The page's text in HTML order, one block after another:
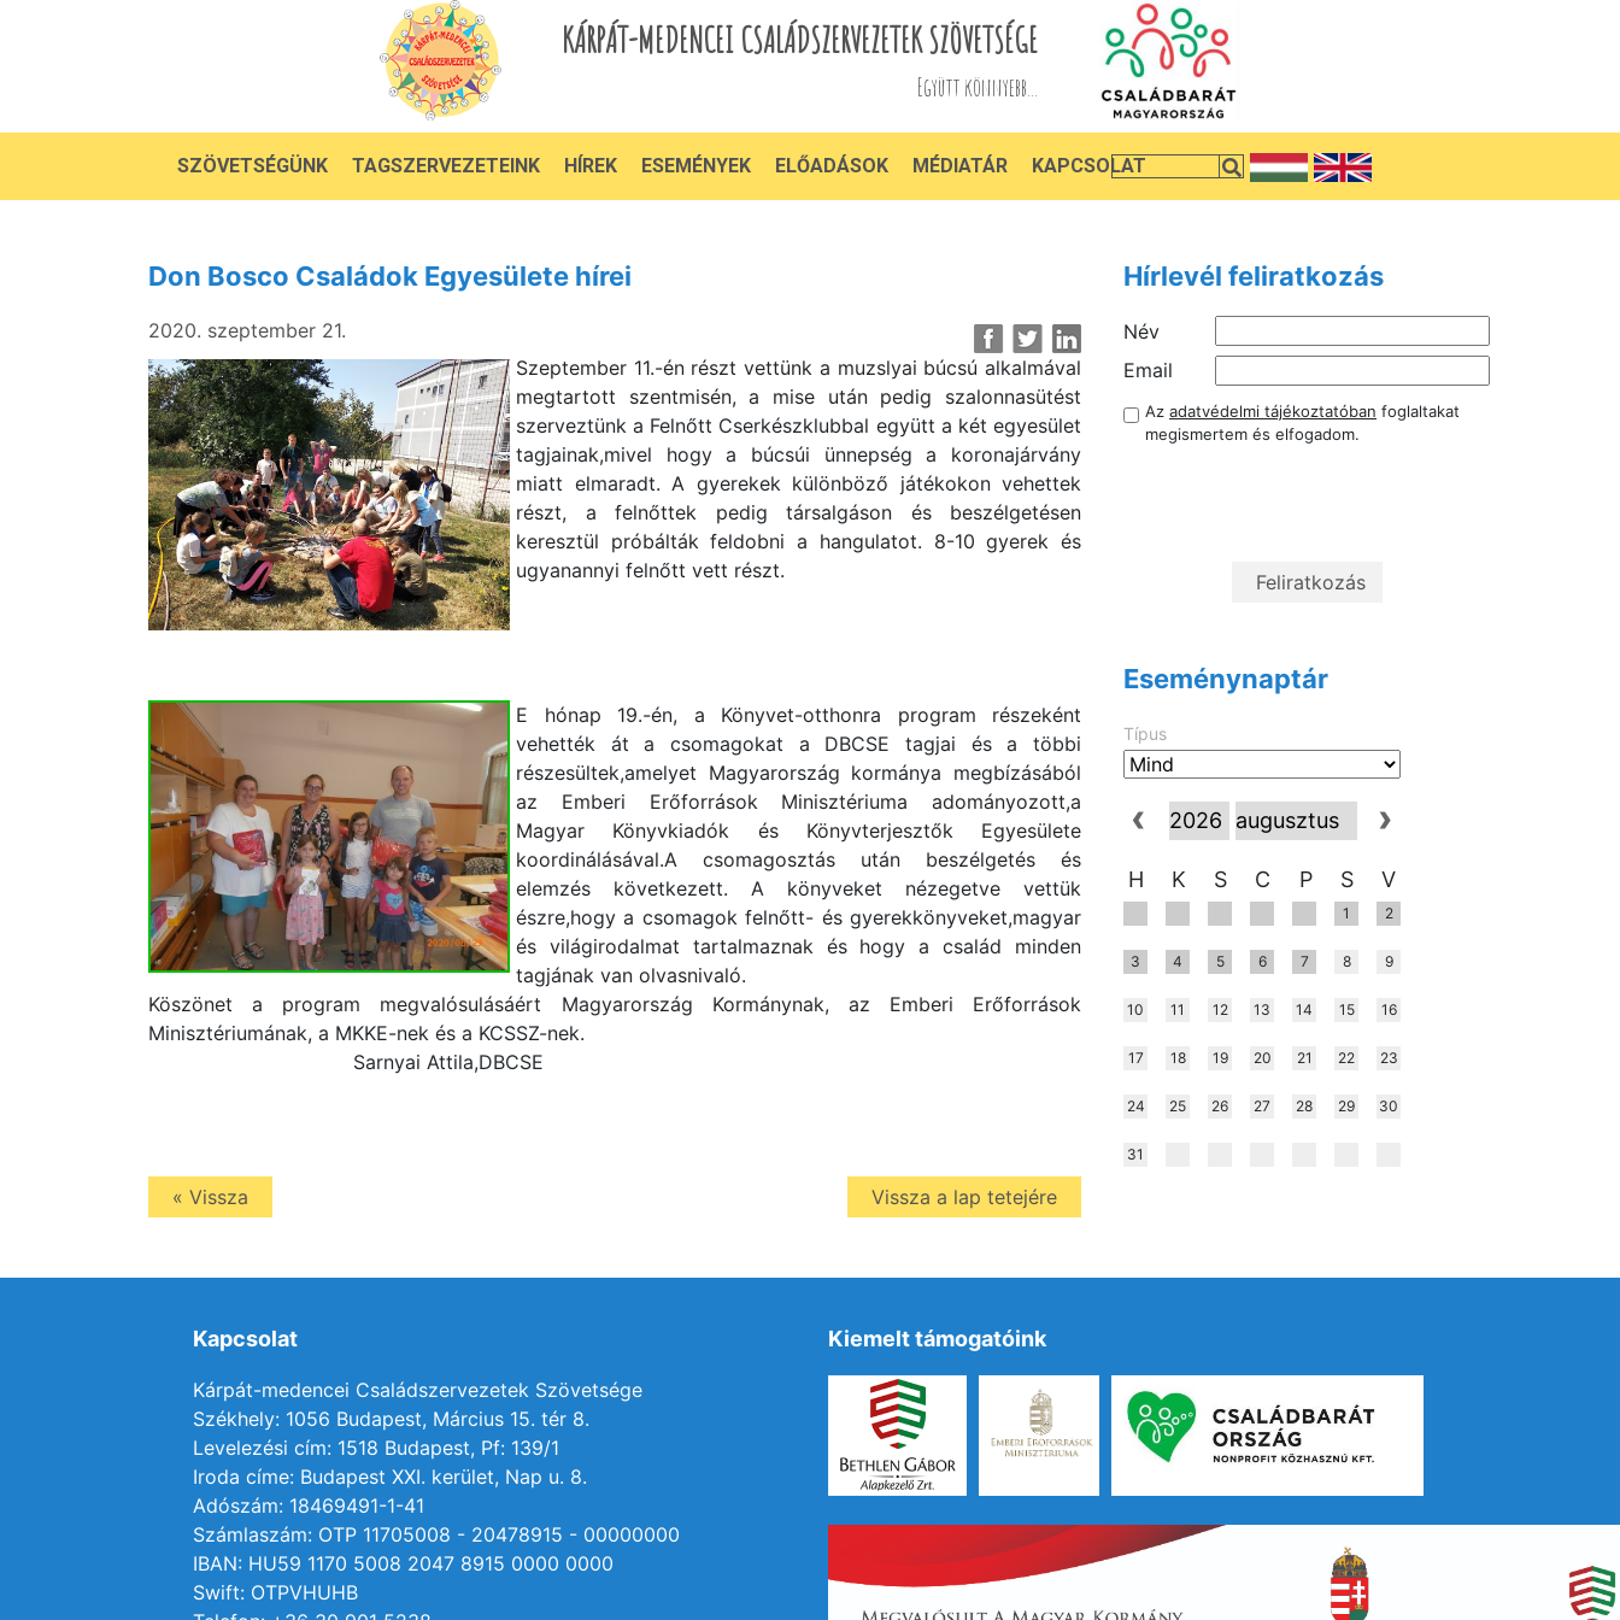
KÁRPÁT-MEDENCEI CSALÁDSZERVEZETEK SZÖVETSÉGE
Együtt könnyebb...
SZÖVETSÉGÜNK TAGSZERVEZETEINK HÍREK ESEMÉNYEK ELŐADÁSOK MÉDIATÁR KAPCSOLAT
Don Bosco Családok Egyesülete hírei
2020. szeptember 21.
Szeptember 11.-én részt vettünk a muzslyai búcsú alkalmával
megtartott szentmisén, a mise után pedig szalonnasütést
szerveztünk a Felnőtt Cserkészklubbal együtt a két egyesület
tagjainak,mivel hogy a búcsúi ünnepség a koronajárvány
miatt elmaradt. A gyerekek különböző játékokon vehettek
részt, a felnőttek pedig társalgáson és beszélgetésen
keresztül próbálták feldobni a hangulatot. 8-10 gyerek és
ugyanannyi felnőtt vett részt.
E hónap 19.-én, a Könyvet-otthonra program részeként
vehették át a csomagokat a DBCSE tagjai és a többi
részesültek,amelyet Magyarország kormánya megbízásából
az Emberi Erőforrások Minisztériuma adományozott,a
Magyar Könyvkiadók és Könyvterjesztők Egyesülete
koordinálásával.A csomagosztás után beszélgetés és
elemzés következett. A könyveket nézegetve vettük
észre,hogy a csomagok felnőtt- és gyerekkönyveket,magyar
és világirodalmat tartalmaznak és hogy a család minden
tagjának van olvasnivaló.
Köszönet a program megvalósulásáért Magyarország Kormánynak, az Emberi Erőforrások
Minisztériumának, a MKKE-nek és a KCSSZ-nek.
Sarnyai Attila,DBCSE
« Vissza Vissza a lap tetejére
Hírlevél feliratkozás
Név
Email
Az adatvédelmi tájékoztatóban foglaltakat
megismertem és elfogadom.
Eseménynaptár
Típus
H K S C P S V
1 2
3 4 5 6 7 8 9
10 11 12 13 14 15 16
17 18 19 20 21 22 23
24 25 26 27 28 29 30
31
Kapcsolat
Kárpát-medencei Családszervezetek Szövetsége
Székhely: 1056 Budapest, Március 15. tér 8.
Levelezési cím: 1518 Budapest, Pf: 139/1
Iroda címe: Budapest XXI. kerület, Nap u. 8.
Adószám: 18469491-1-41
Számlaszám: OTP 11705008 - 20478915 - 00000000
IBAN: HU59 1170 5008 2047 8915 0000 0000
Swift: OTPVHUHB
Kiemelt támogatóink